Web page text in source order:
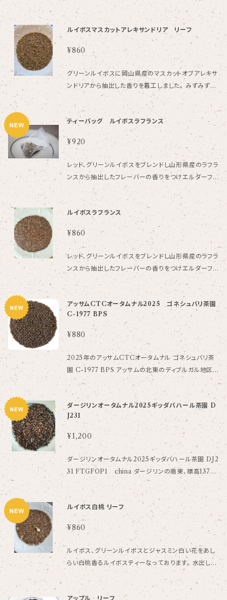
入り 水出しも可能です。500CCに1個使用ください。
ルイボス ジャスミン/ 香料 一回のご購入で発送で
きる個数は全商品合わせて５袋までになっております。
ルイボスマスカットアレキサンドリア リーフ
¥860
グリーンルイボスに岡山県産のマスカットオブアレキサ
ンドリアから抽出した香りを着工しました。 みずみずし
い香りと爽やかさが特に印象的です。 ４０g 名称ルイ
ボスティー 原材料ルイボス/香料 南アフリカ共和国
ティーバッグ ルイボスラフランス
¥920
レッド、グリーンルイボスをブレンドし山形県産のラフラ
ンスから抽出したフレーバーの香りをつけエルダーフラ
ワーもブレンドして追熟した果実のような仕上がりにし
ております。 ホット、アイスどちらも楽しめるルイボステ
ィです。 ノンカフェイン ルイボス、エルダーフラワー/香
料 南アフリカ産 ３ｇ×８個入り 水出しも可能です。500
CCに1個使用ください。 一回のご購入で発送できる個
数は全商品合わせて５袋までになっております。
ルイボスラフランス
¥860
レッド、グリーンルイボスをブレンドし山形県産のラフラ
ンスから抽出したフレーバーの香りをつけエルダーフラ
ワーもブレンドして追熟した果実のような仕上がりにし
ております。 ホット、アイスどちらも楽しめるルイボステ
ィです。 ノンカフェイン ルイボス、エルダーフラワー/香
料 南アフリカ産 40ｇ
アッサムCTCオータムナル2025 ゴネシュバリ茶園
C-1977 BPS
¥880
2025年のアッサムCTCオータムナル ゴネシュバリ茶
園 C-1977 BPS アッサムの北東のディブルガル地区、
ブラマプトラ河の南側に位置する茶園。肥沃な土地で
作られた茶葉は100％がC.T.C.製法という丸い粒状の
紅茶に製茶されています。 赤褐色の美しい紅茶液は
アッサム紅茶の特徴であるモルティーフレイバーという
まろやかで芳醇な香りが漂い、奥行きのある、優しい渋
みと甘みを感じる紅茶です。 ストレート ミルクティー
チャイ 40ｇ
ダージリンオータムナル2025ギッダバハール茶園 D
J231
¥1,200
ダージリンオータムナル2025ギッダバハール茶園 DJ2
31 FTGFOP1 china ダージリンの南東、標高1372
mに位置する、創業1888年の歴史ある茶園です。 家
族経営の小規模茶園で丁寧に摘み取られた中国種の
茶葉は、きめ細やかな手法で作り上げられ、すっきりと
した渋みとバラエティーに富んだフレッシュなフレーバ
ーが口の中に広がります。 25ｇ 一回のご購入で発送
できる個数は全商品合わせて５袋までになっておりま
す。
ルイボス白桃 リーフ
¥860
ルイボス、グリーンルイボスとジャスミン白い花をあし
らい白桃香るルイボスティーなっております。 水出しも
可能でフルーティーな飲みやすい仕上がりとなってお
ります。 ホット、アイスどちらも楽しめるルイボスティで
アップル リーフ